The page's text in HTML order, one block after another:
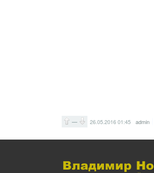
— 26.05.201601:45 admin